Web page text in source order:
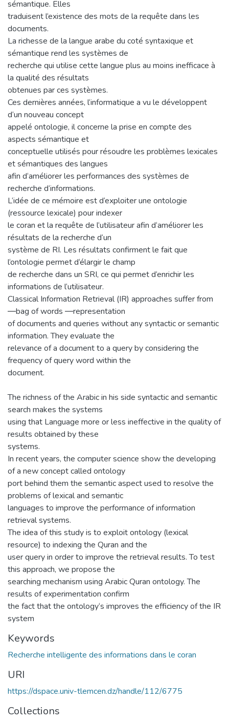
sémantique. Elles
traduisent l‘existence des mots de la requête dans les
documents.
La richesse de la langue arabe du coté syntaxique et
sémantique rend les systèmes de
recherche qui utilise cette langue plus au moins inefficace à
la qualité des résultats
obtenues par ces systèmes.
Ces dernières années, l‘informatique a vu le développent
d‘un nouveau concept
appelé ontologie, il concerne la prise en compte des
aspects sémantique et
conceptuelle utilisés pour résoudre les problèmes lexicales
et sémantiques des langues
afin d‘améliorer les performances des systèmes de
recherche d‘informations.
L‘idée de ce mémoire est d‘exploiter une ontologie
(ressource lexicale) pour indexer
le coran et la requête de l‘utilisateur afin d‘améliorer les
résultats de la recherche d‘un
système de RI. Les résultats confirment le fait que
l‘ontologie permet d‘élargir le champ
de recherche dans un SRI, ce qui permet d‘enrichir les
informations de l‘utilisateur.
Classical Information Retrieval (IR) approaches suffer from
―bag of words ―representation
of documents and queries without any syntactic or semantic
information. They evaluate the
relevance of a document to a query by considering the
frequency of query word within the
document.
The richness of the Arabic in his side syntactic and semantic
search makes the systems
using that Language more or less ineffective in the quality of
results obtained by these
systems.
In recent years, the computer science show the developing
of a new concept called ontology
port behind them the semantic aspect used to resolve the
problems of lexical and semantic
languages to improve the performance of information
retrieval systems.
The idea of this study is to exploit ontology (lexical
resource) to indexing the Quran and the
user query in order to improve the retrieval results. To test
this approach, we propose the
searching mechanism using Arabic Quran ontology. The
results of experimentation confirm
the fact that the ontology‘s improves the efficiency of the IR
system
Keywords
Recherche intelligente des informations dans le coran
URI
https://dspace.univ-tlemcen.dz/handle/112/6775
Collections